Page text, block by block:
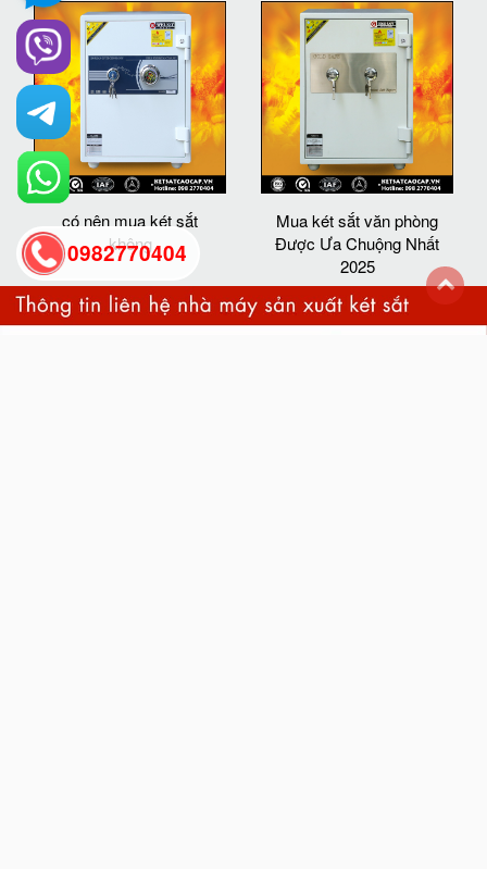
có nên mua két sắt
không
Mua két sắt văn phòng
Được Ưa Chuộng Nhất
2025
0982770404
back